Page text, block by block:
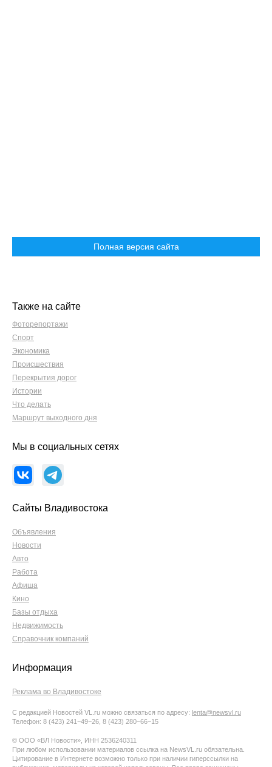
Полная версия сайта
Также на сайте
Фоторепортажи
Спорт
Экономика
Происшествия
Перекрытия дорог
Истории
Что делать
Маршрут выходного дня
Мы в социальных сетях
Сайты Владивостока
Объявления
Новости
Авто
Работа
Афиша
Кино
Базы отдыха
Недвижимость
Справочник компаний
Информация
Реклама во Владивостоке
С редакцией Новостей VL.ru можно связаться по адресу: lenta@newsvl.ru
Телефон: 8 (423) 241−49−26, 8 (423) 280−66−15
© ООО «ВЛ Новости», ИНН 2536240311
При любом использовании материалов ссылка на NewsVL.ru обязательна.
Цитирование в Интернете возможно только при наличии гиперссылки на